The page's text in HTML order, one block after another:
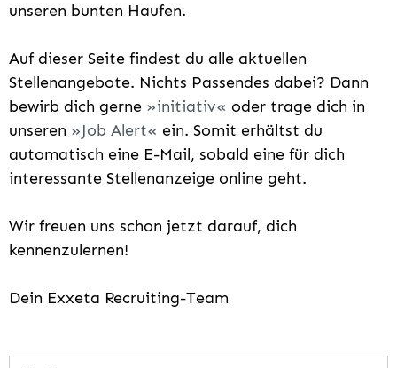
unseren bunten Haufen.
Auf dieser Seite findest du alle aktuellen
Stellenangebote. Nichts Passendes dabei? Dann
bewirb dich gerne
initiativ
oder trage dich in
unseren
Job Alert
ein. Somit erhältst du
automatisch eine E-Mail, sobald eine für dich
interessante Stellenanzeige online geht.
Wir freuen uns schon jetzt darauf, dich
kennenzulernen!
Dein Exxeta Recruiting-Team